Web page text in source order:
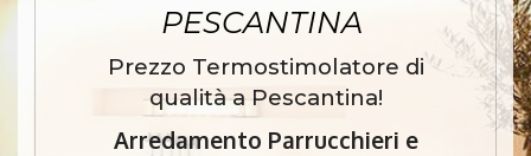
PESCANTINA
Prezzo Termostimolatore di
qualità a Pescantina!
Arredamento Parrucchieri e